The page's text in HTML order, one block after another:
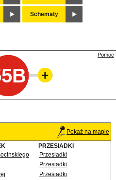
Schematy
Pomoc
Pokaż na mapie
PRZESIADKI
Przesiadki
Przesiadki
Przesiadki